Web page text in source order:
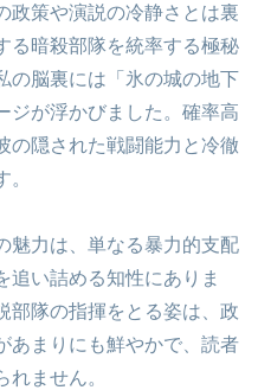
政策や演説の冷静さとは裏
る暗殺部隊を統率する極秘
の脳裏には「氷の城の地下
ジが浮かびました。確率高
の隠された戦闘能力と冷徹
魅力は、単なる暴力的支配
追い詰める知性にありま
部隊の指揮をとる姿は、政
あまりにも鮮やかで、読者
ません。